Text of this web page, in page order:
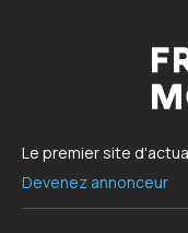
Le premier site
Devenez annonceur